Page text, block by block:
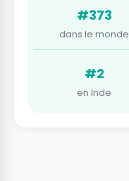
#373
dans le monde
#2
en Inde